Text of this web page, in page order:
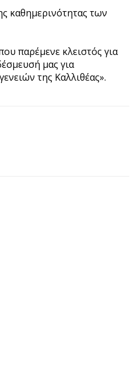
καθημερινότητας των
παρέμενε κλειστός για
μας για
της Καλλιθέας».